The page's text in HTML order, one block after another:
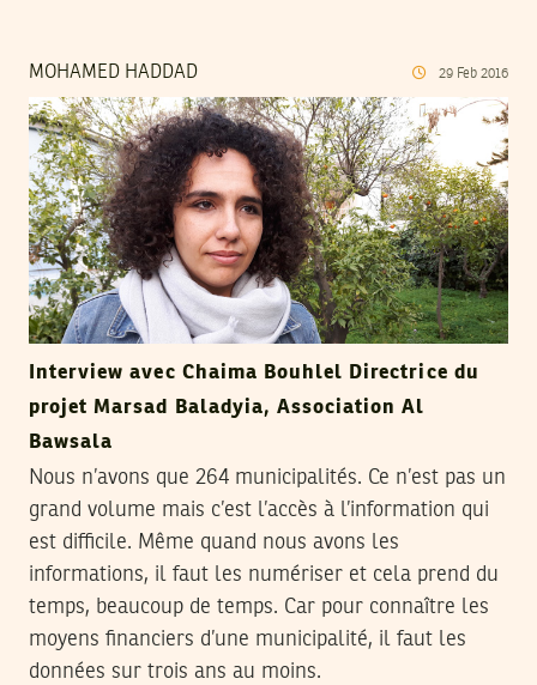
MOHAMED HADDAD 29 Feb 2016
Interview avec Chaima Bouhlel Directrice du
projet Marsad Baladyia, Association Al
Bawsala
Nous n’avons que 264 municipalités. Ce n’est pas un
grand volume mais c’est l’accès à l’information qui
est difficile. Même quand nous avons les
informations, il faut les numériser et cela prend du
temps, beaucoup de temps. Car pour connaître les
moyens financiers d’une municipalité, il faut les
données sur trois ans au moins.